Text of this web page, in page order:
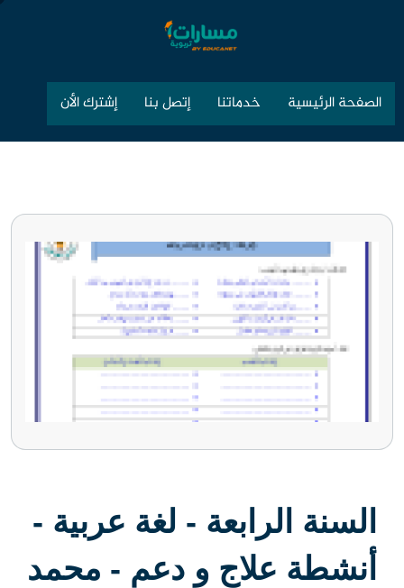
الصفحة الرئيسية خدماتنا إتصل بنا إشترك الأن
السنة الرابعة - لغة عربية -
أنشطة علاج و دعم - محمد